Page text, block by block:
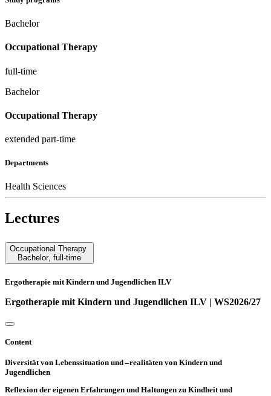
Bachelor
Occupational Therapy
full-time
Bachelor
Occupational Therapy
extended part-time
Departments
Health Sciences
Lectures
Occupational Therapy
Bachelor, full-time
Ergotherapie mit Kindern und Jugendlichen ILV
Ergotherapie mit Kindern und Jugendlichen ILV | WS2026/27
Content
Diversität von Lebenssituation und –realitäten von Kindern und
Jugendlichen
Reflexion der eigenen Erfahrungen und Haltungen zu Kindheit und